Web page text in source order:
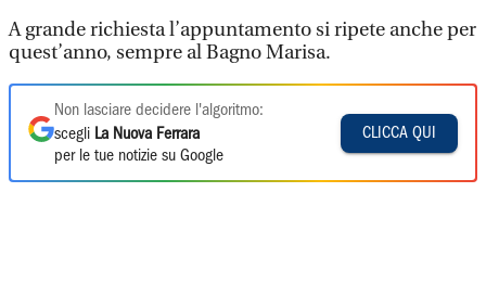
A grande richiesta l’appuntamento si ripete anche per
quest’anno, sempre al Bagno Marisa.
Non lasciare decidere l'algoritmo:
scegli La Nuova Ferrara
per le tue notizie su Google
CLICCA QUI